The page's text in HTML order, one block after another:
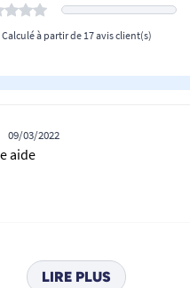
Calculé à partir de 17 avis client(s)
09/03/2022
aide
ne plus se retourné les ongles ou
LIRE PLUS